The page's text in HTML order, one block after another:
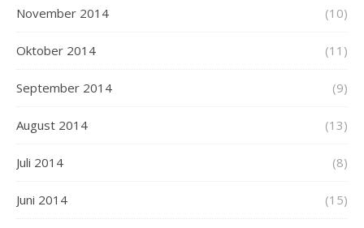
November 2014 (10)
Oktober 2014 (11)
September 2014 (9)
August 2014 (13)
Juli 2014 (8)
Juni 2014 (15)